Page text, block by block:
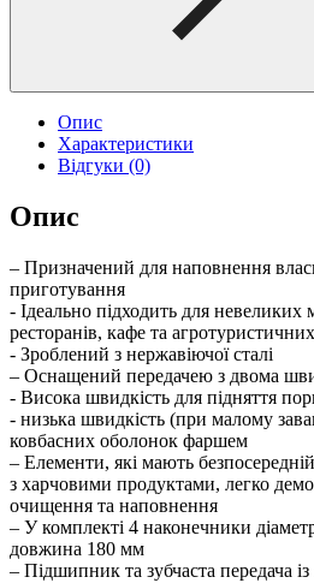
Опис
Характеристики
Відгуки (0)
Опис
– Призначений для наповнення
приготування
- Ідеально підходить для невеликих
ресторанів, кафе та
- Зроблений з нержавіючої сталі
– Оснащений передачею з двома
- Висока швидкість для підняття
- низька швидкість (при малому
ковбасних оболонок фаршем
– Елементи, які мають
з харчовими продуктами, легко
очищення та наповнення
– У комплекті 4 наконечники
довжина 180 мм
– Підшипник та зубчаста передача із